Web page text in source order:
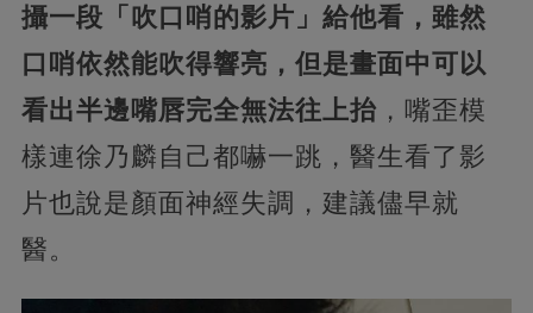
攝一段「吹口哨的影片」給他看，雖然
口哨依然能吹得響亮，但是畫面中可以
看出半邊嘴唇完全無法往上抬 ，嘴歪模
樣連徐乃麟自己都嚇一跳，醫生看了影
片也說是顏面神經失調，建議儘早就
醫。